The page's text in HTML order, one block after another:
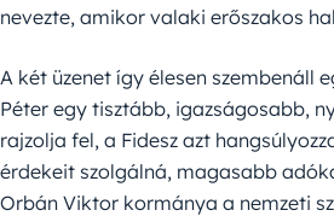
nevezte, amikor valaki erőszakos
A két üzenet így élesen szembenáll
Péter egy tisztább, igazságosabb,
rajzolja fel, a Fidesz azt
érdekeit szolgálná, magasabb
Orbán Viktor kormánya a nemzeti